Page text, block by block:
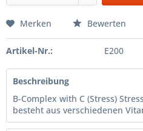
Merken Bewerten
Artikel-Nr.: E200
Beschreibung
B-Complex with C (Stress)
besteht aus verschiedenen